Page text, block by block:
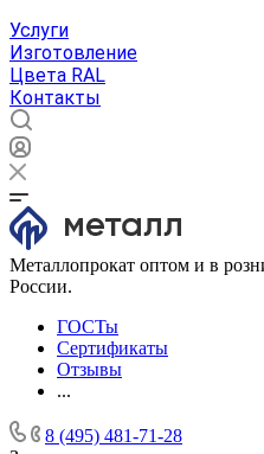
Услуги
Изготовление
Цвета RAL
Контакты
Металлопрокат оптом и в
России.
ГОСТы
Сертификаты
Отзывы
...
8 (495) 481-71-28